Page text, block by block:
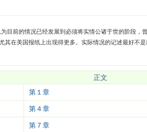
目前的情况已经发展到必须将实情公诸于世的阶段，
其在美国报纸上出现得更多。实际情况的记述最好不
正文
第１章
第４章
第７章